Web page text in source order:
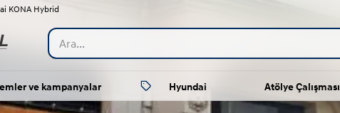
KONA Hybrid
ve kampanyalar Hyundai Atölye Çalışması